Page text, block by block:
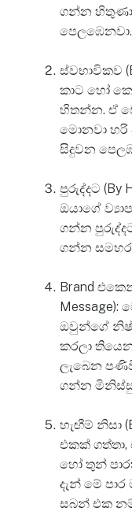
ගන්න
පෙලඹෙනවා.
ස්වභාවිකව
කාට හෝ
හිතන්න. ඒ
මොනවා හරි
සිදුවන
පුරුද්දට (By
ඔයාගේ
ගන්න
ගන්න සමහර
Brand
Message):
ඔවුන්ගේ
කරලා
ලැබෙන
ගන්න මිනිස්සු
හැඟීම් නිසා
එකක් ගත්තා,
හෝ තුන්
දැන් මේ
සබන් එක